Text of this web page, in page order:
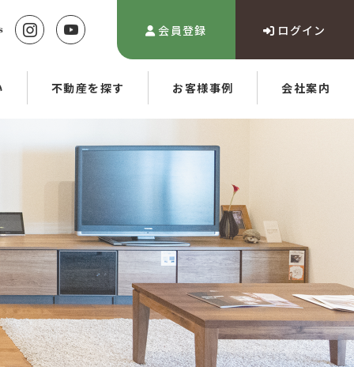
会員登録 ログイン
不動産を探す お客様事例 会社案内